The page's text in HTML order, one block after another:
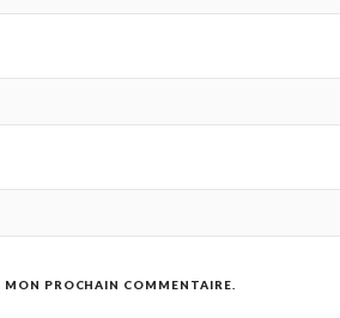
PROCHAIN COMMENTAIRE.